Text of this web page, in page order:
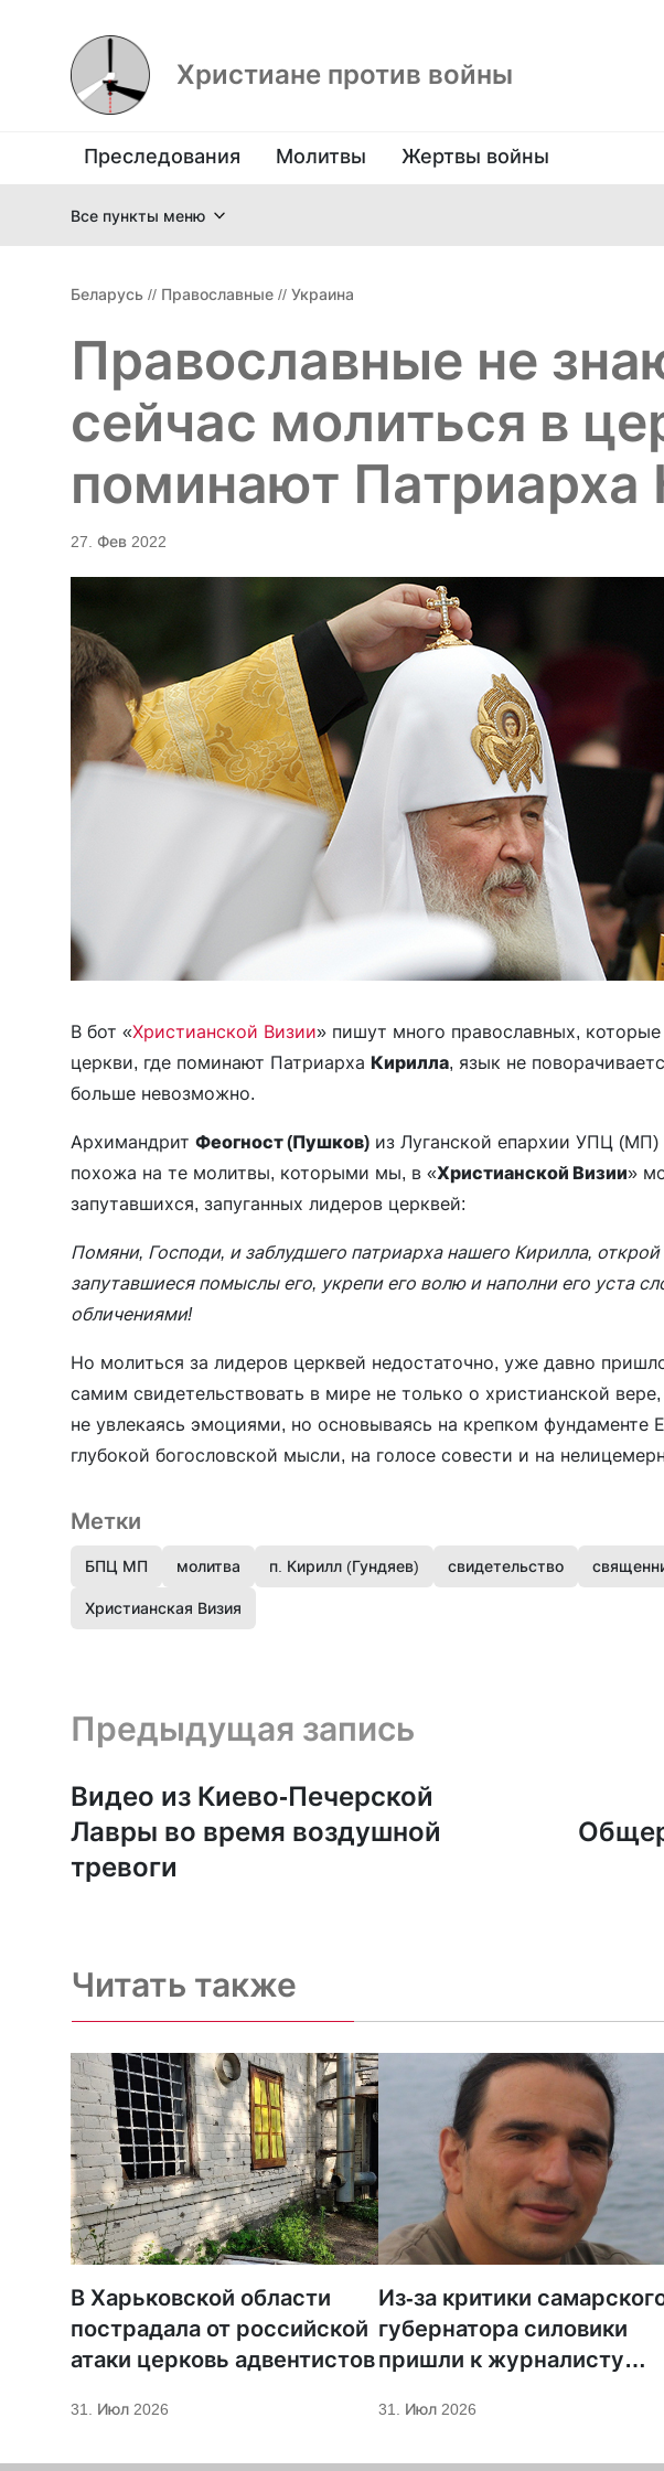
Христиане против войны
Преследования Молитвы Жертвы войны
Все пункты меню
Беларусь // Православные // Украина
Православные не
сейчас молиться в
поминают
27. Фев 2022
В бот «Христианской Визии» пишут много православных,
церкви, где поминают Патриарха Кирилла, язык не
больше невозможно.
Архимандрит Феогност (Пушков) из Луганской епархии УПЦ
похожа на те молитвы, которыми мы, в «Христианской Визии»
запутавшихся, запуганных лидеров церквей:
Помяни, Господи, и заблудшего патриарха нашего Кирилла,
запутавшиеся помыслы его, укрепи его волю и наполни его уста
обличениями!
Но молиться за лидеров церквей недостаточно, уже давно
самим свидетельствовать в мире не только о христианской
не увлекаясь эмоциями, но основываясь на крепком фундаменте
глубокой богословской мысли, на голосе совести и на
Метки
БПЦ МП молитва п. Кирилл (Гундяев) свидетельство
Христианская Визия
Предыдущая запись и следующая запись
Предыдущая запись
Видео из Киево-Печерской
Лавры во время воздушной
тревоги
Читать также
В Харьковской области
пострадала от российской
атаки церковь адвентистов
31. Июл 2026
Из-за критики
губернатора силовики
пришли к журналисту
31. Июл 2026